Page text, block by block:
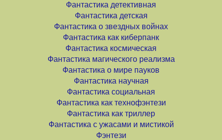
Фантастика детективная
Фантастика детская
Фантастика о звездных войнах
Фантастика как киберпанк
Фантастика космическая
Фантастика магического реализма
Фантастика о мире пауков
Фантастика научная
Фантастика социальная
Фантастика как технофэнтези
Фантастика как триллер
Фантастика с ужасами и мистикой
Фэнтези